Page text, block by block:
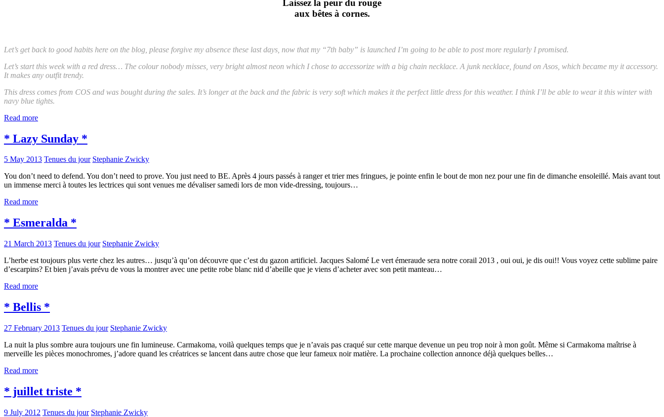
Laissez la peur du rouge
aux bêtes à cornes.
Let’s get back to good habits here on the blog, please forgive my absence these last days, now that my “7th baby” is launched I’m going to be able to post more regularly I promised.
Let’s start this week with a red dress… The colour nobody misses, very bright almost neon which I chose to accessorize with a big chain necklace. A junk necklace, found on Asos, which became my it accessory.
It makes any outfit trendy.
This dress comes from COS and was bought during the sales. It’s longer at the back and the fabric is very soft which makes it the perfect little dress for this weather. I think I’ll be able to wear it this winter with
navy blue tights.
Read more
* Lazy Sunday *
5 May 2013 Tenues du jour Stephanie Zwicky
You don’t need to defend. You don’t need to prove. You just need to BE. Après 4 jours passés à ranger et trier mes fringues, je pointe enfin le bout de mon nez pour une fin de dimanche ensoleillé. Mais avant tout
un immense merci à toutes les lectrices qui sont venues me dévaliser samedi lors de mon vide-dressing, toujours…
Read more
* Esmeralda *
21 March 2013 Tenues du jour Stephanie Zwicky
L’herbe est toujours plus verte chez les autres… jusqu’à qu’on découvre que c’est du gazon artificiel. Jacques Salomé Le vert émeraude sera notre corail 2013 , oui oui, je dis oui!! Vous voyez cette sublime paire
d’escarpins? Et bien j’avais prévu de vous la montrer avec une petite robe blanc nid d’abeille que je viens d’acheter avec son petit manteau…
Read more
* Bellis *
27 February 2013 Tenues du jour Stephanie Zwicky
La nuit la plus sombre aura toujours une fin lumineuse. Carmakoma, voilà quelques temps que je n’avais pas craqué sur cette marque devenue un peu trop noir à mon goût. Même si Carmakoma maîtrise à
merveille les pièces monochromes, j’adore quand les créatrices se lancent dans autre chose que leur fameux noir matière. La prochaine collection annonce déjà quelques belles…
Read more
* juillet triste *
9 July 2012 Tenues du jour Stephanie Zwicky